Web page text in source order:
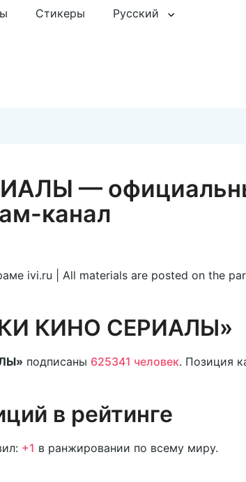
Стикеры Русский
—
канал
ivi.ru | All materials are posted on the
КИНО СЕРИАЛЫ»
подписаны 625341 человек. Позиция
в рейтинге
+1 в ранжировании по всему миру.